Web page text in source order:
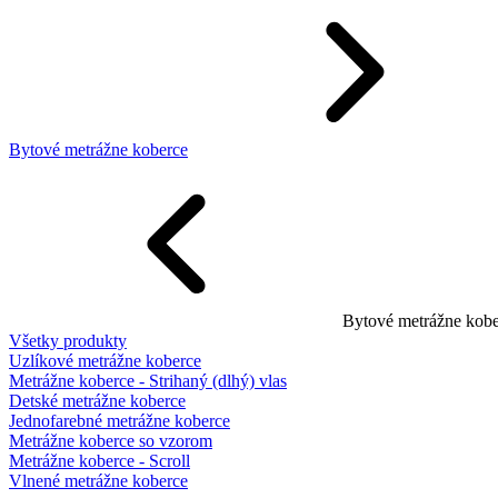
Bytové metrážne koberce
Bytové metrážne
Všetky produkty
Uzlíkové metrážne koberce
Metrážne koberce - Strihaný (dlhý) vlas
Detské metrážne koberce
Jednofarebné metrážne koberce
Metrážne koberce so vzorom
Metrážne koberce - Scroll
Vlnené metrážne koberce